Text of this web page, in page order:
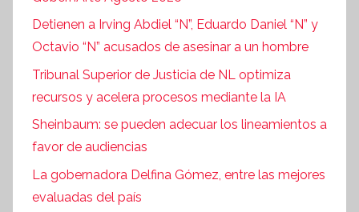
Detienen a Irving Abdiel “N”, Eduardo Daniel “N” y
Octavio “N” acusados de asesinar a un hombre
Tribunal Superior de Justicia de NL optimiza
recursos y acelera procesos mediante la IA
Sheinbaum: se pueden adecuar los lineamientos a
favor de audiencias
La gobernadora Delfina Gómez, entre las mejores
evaluadas del país